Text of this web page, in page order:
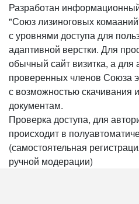
Разработан
"Союз лизиноговых
с уровнями доступа для
адаптивной верстки. Для
обычный сайт визитка, а для
проверенных членов Союза
с возможностью скачивания
документам.
Проверка доступа, для
происходит в
(самостоятельная
ручной модерации)